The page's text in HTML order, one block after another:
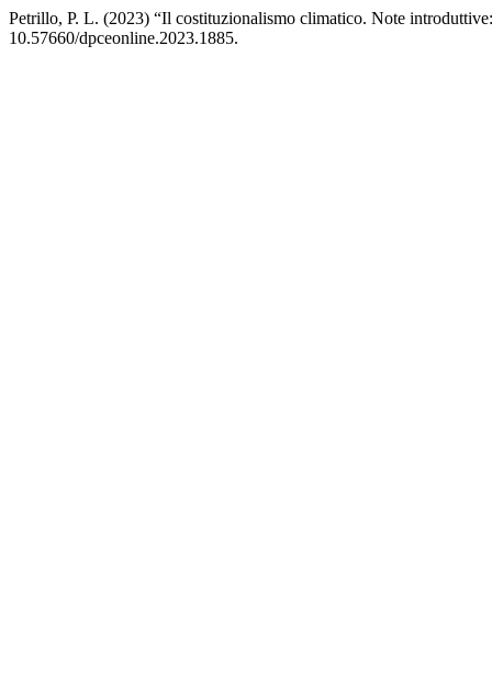
Petrillo, P. L. (2023) “Il costituzionalismo climatico. Note
10.57660/dpceonline.2023.1885.